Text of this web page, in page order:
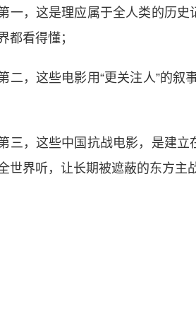
，这是理应属于全人类的历史记
都看得懂；
，这些电影用“更关注人”的叙事
，这些中国抗战电影，是建立在
世界听，让长期被遮蔽的东方主